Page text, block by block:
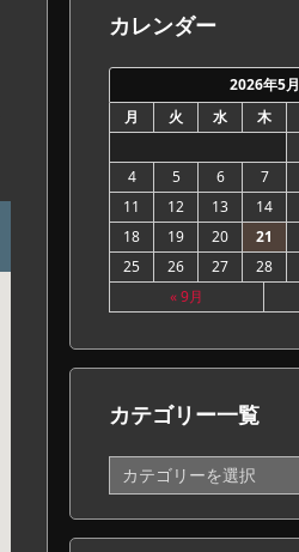
カレンダー
2026年5月
月
火 水 木
4
5 6 7
11
12 13 14
18
19 20 21
25
26 27 28
« 9月
カテゴリー一覧
カ
テ
ゴ
リ